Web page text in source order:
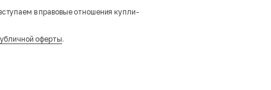
в правовые отношения купли-
оферты.